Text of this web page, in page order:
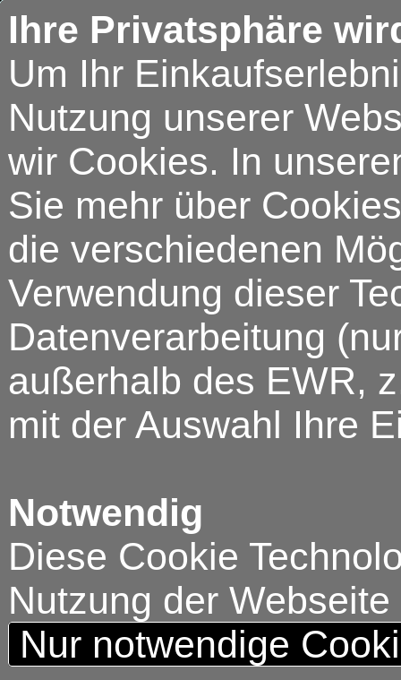
Ihre Privatsphäre
Um Ihr
Nutzung unserer
wir Cookies. In
Sie mehr über
die verschiedenen
Verwendung dieser
Datenverarbeitung
außerhalb des EWR,
mit der Auswahl Ihre
Notwendig
Diese Cookie
Nutzung der
Nur notwendige